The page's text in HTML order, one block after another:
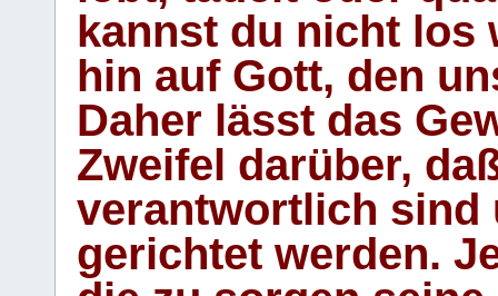
kannst du nicht los
hin auf Gott, den
Daher lässt das
Zweifel darüber,
verantwortlich sind
gerichtet werden.